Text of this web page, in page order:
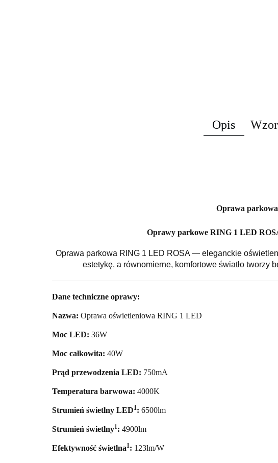
Opis
Oprawa
Oprawy parkowe RING 1 LED
Oprawa parkowa RING 1 LED ROSA — eleganckie
estetykę, a równomierne, komfortowe światło tworzy
Dane techniczne oprawy:
Nazwa: Oprawa oświetleniowa RING 1 LED
Moc LED: 36W
Moc całkowita: 40W
Prąd przewodzenia LED: 750mA
Temperatura barwowa: 4000K
Strumień świetlny LED1: 6500lm
Strumień świetlny1: 4900lm
Efektywność świetlna1: 123lm/W